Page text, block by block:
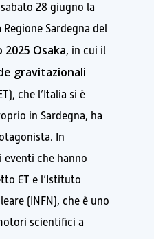
28 giugno la
Sardegna del
2025 Osaka, in cui il
gravitazionali
che l’Italia si è
in Sardegna, ha
In
che hanno
ET e l’Istituto
(INFN), che è uno
scientifici a